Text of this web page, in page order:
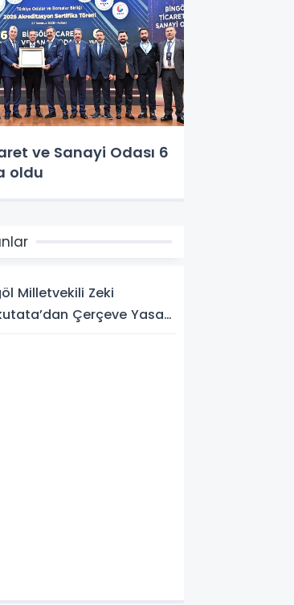
ve Sanayi Odası 6
oldu
Milletvekili Zeki
Çerçeve Yasa